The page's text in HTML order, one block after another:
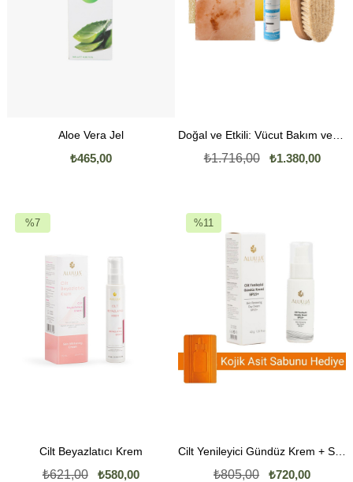
Aloe Vera Jel
₺465,00
Doğal ve Etkili: Vücut Bakım ve Nemlendirici Set
₺1.380,00
₺1.716,00
Cilt Beyazlatıcı Krem
₺580,00
₺621,00
%7
%7İndirim
Cilt Yenileyici Gündüz Krem + SPF15 (Güneşi Koruyucu Krem) | Kojik Asit Sabunu Hediye
₺720,00
₺805,00
%11
%11İndirim